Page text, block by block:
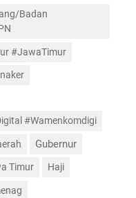
Badan
#JawaTimur
#Wamenkomdigi
Gubernur
Timur Haji